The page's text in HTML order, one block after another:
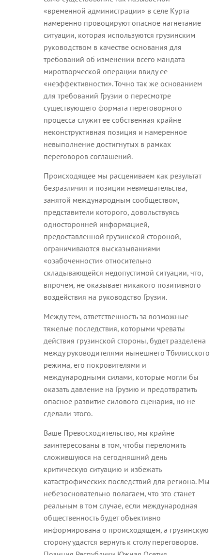
«временной администрации» в селе Курта
намеренно провоцируют опасное нагнетание
ситуации, которая используются грузинским
руководством в качестве основания для
требований об изменении всего мандата
миротворческой операции ввиду ее
«неэффективности». Точно так же основанием
для требований Грузии о пересмотре
существующего формата переговорного
процесса служит ее собственная крайне
неконструктивная позиция и намеренное
невыполнение достигнутых в рамках
переговоров соглашений.
Происходящее мы расцениваем как результат
безразличия и позиции невмешательства,
занятой международным сообществом,
представители которого, довольствуясь
односторонней информацией,
предоставленной грузинской стороной,
ограничиваются высказываниями
«озабоченности» относительно
складывающейся недопустимой ситуации, что,
впрочем, не оказывает никакого позитивного
воздействия на руководство Грузии.
Между тем, ответственность за возможные
тяжелые последствия, которыми чреваты
действия грузинской стороны, будет разделена
между руководителями нынешнего Тбилисского
режима, его покровителями и
международными силами, которые могли бы
оказать давление на Грузию и предотвратить
опасное развитие силового сценария, но не
сделали этого.
Ваше Превосходительство, мы крайне
заинтересованы в том, чтобы переломить
сложившуюся на сегодняшний день
критическую ситуацию и избежать
катастрофических последствий для региона. Мы
небезосновательно полагаем, что это станет
реальным в том случае, если международная
общественность будет объективно
информирована о происходящем, а грузинскую
сторону удастся вернуть к столу переговоров.